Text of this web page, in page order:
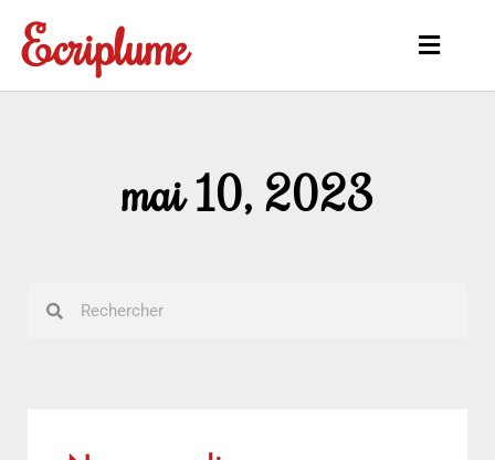
contenu
Ecriplume
Main
mai 10, 2023